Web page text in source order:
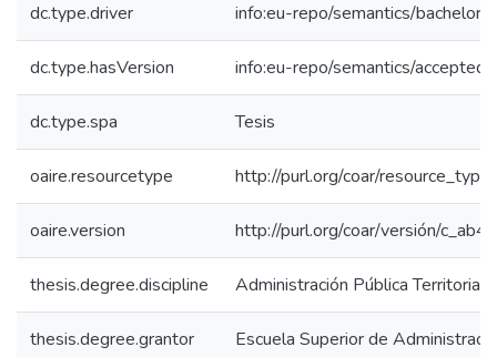
dc.type.driver info:eu-repo/semantics/
dc.type.hasVersion info:eu-repo/semantics/
dc.type.spa Tesis
oaire.resourcetype http://purl.org/coar/
oaire.version http://purl.org/coar/versión/
thesis.degree.discipline Administración Pública Territorial
thesis.degree.grantor Escuela Superior de